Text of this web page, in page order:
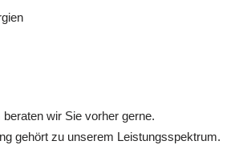
wir Sie vorher gerne.
gehört zu unserem Leistungsspektrum.